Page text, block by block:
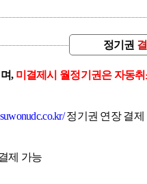
정기권
, 미결제시 월정기권은 자동
정기권 연장 결제
제 가능